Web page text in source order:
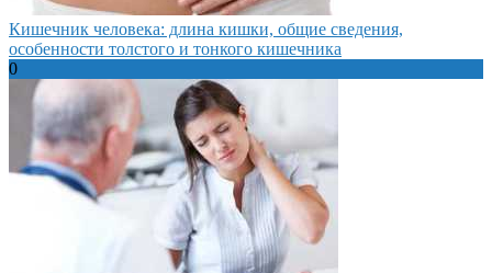
Кишечник человека: длина кишки, общие сведения,
особенности толстого и тонкого кишечника
0